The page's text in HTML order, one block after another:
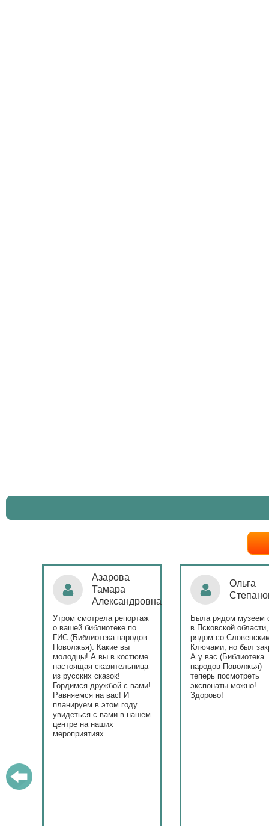
Ольга
Степанова
Была рядом музеем сето
в Псковской области,
рядом со Словенскими
Ключами, но был закрыт.
А у вас (Библиотека
народов Поволжья)
теперь посмотреть
экспонаты можно!
Здорово!
Наталья
Поздравляю
народов Поволжья с
уникальным стартом
тематического года!
и остальные
приносят людям